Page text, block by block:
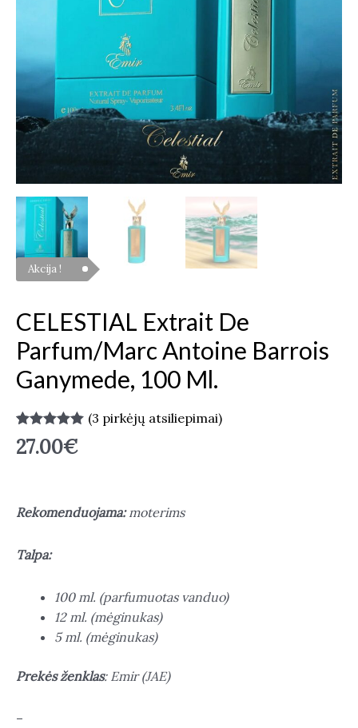
Akcija !
CELESTIAL Extrait De
Parfum/Marc Antoine Barrois
Ganymede, 100 Ml.
Įvertinimas:
5.00iš 5
2
(3 pirkėjų atsiliepimai)
27.00€
Rekomenduojama:moterims
Talpa:
100 ml. (parfumuotas vanduo)
12 ml. (mėginukas)
5 ml. (mėginukas)
Prekės ženklas: Emir (JAE)
–